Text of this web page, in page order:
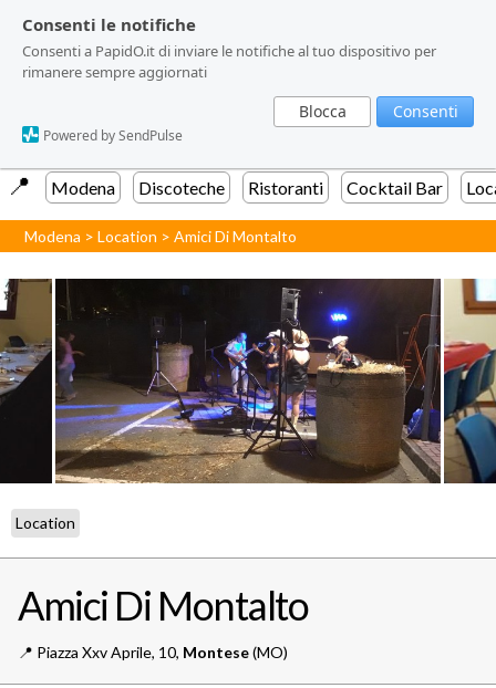
Consenti le notifiche
Consenti a PapidO.it di inviare le notifiche al tuo dispositivo per
rimanere sempre aggiornati
Blocca Consenti
Powered by SendPulse
Consenti le notifiche
Consenti a PapidO.it di inviare le notifiche al tuo dispositivo per
rimanere sempre aggiornati
Blocca Consenti
Powered by SendPulse
📍️ Modena Discoteche Ristoranti Cocktail Bar
Modena >Location >Amici Di Montalto
Location
Amici Di Montalto
📍️ Piazza Xxv Aprile, 10, Montese(MO)